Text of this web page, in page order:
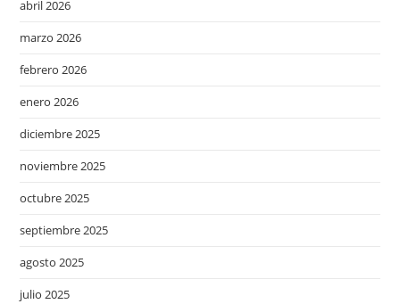
abril 2026
marzo 2026
febrero 2026
enero 2026
diciembre 2025
noviembre 2025
octubre 2025
septiembre 2025
agosto 2025
julio 2025